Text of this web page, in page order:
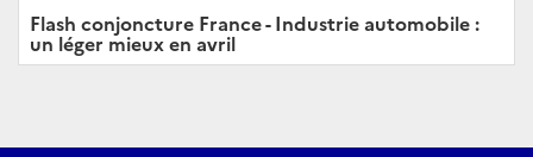
Flash conjoncture France - Industrie automobile :
un léger mieux en avril